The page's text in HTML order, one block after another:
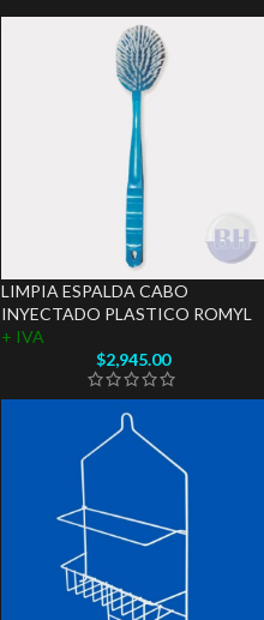
LIMPIA ESPALDA CABO
INYECTADO PLASTICO ROMYL
+ IVA
$2,945.00